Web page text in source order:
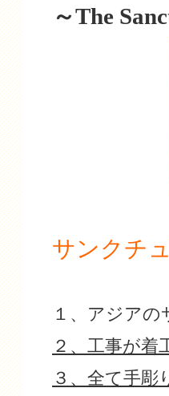
～The
サンクチ
１、アジア
２、工事が着
３、全て手彫